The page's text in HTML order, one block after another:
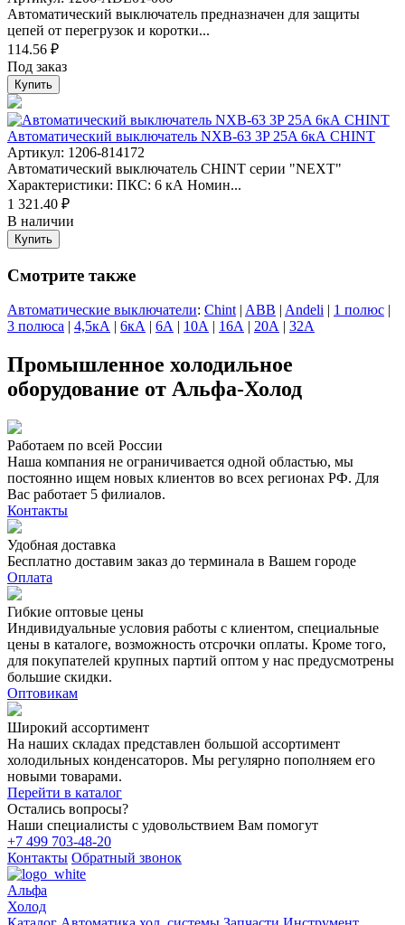
Автоматический выключатель предназначен для защиты
цепей от перегрузок и коротки...
114.56 ₽
Под заказ
Купить
Автоматический выключатель NXB-63 3P 25A 6кА CHINT
Артикул: 1206-814172
Автоматический выключатель CHINT серии "NEXT"
Характеристики: ПКС: 6 кА Номин...
1 321.40 ₽
В наличии
Купить
Смотрите также
Автоматические выключатели: Chint | ABB | Andeli | 1 полюс |
3 полюса | 4,5кА | 6кА | 6А | 10А | 16А | 20А | 32А
Промышленное холодильное
оборудование от Альфа-Холод
Работаем по всей России
Наша компания не ограничивается одной областью, мы
постоянно ищем новых клиентов во всех регионах РФ. Для
Вас работает 5 филиалов.
Контакты
Удобная доставка
Бесплатно доставим заказ до терминала в Вашем городе
Оплата
Гибкие оптовые цены
Индивидуальные условия работы с клиентом, специальные
цены в каталоге, возможность отсрочки оплаты. Кроме того,
для покупателей крупных партий оптом у нас предусмотрены
большие скидки.
Оптовикам
Широкий ассортимент
На наших складах представлен большой ассортимент
холодильных конденсаторов. Мы регулярно пополняем его
новыми товарами.
Перейти в каталог
Остались вопросы?
Наши специалисты с удовольствием Вам помогут
+7 499 703-48-20
Контакты Обратный звонок
Альфа
Холод